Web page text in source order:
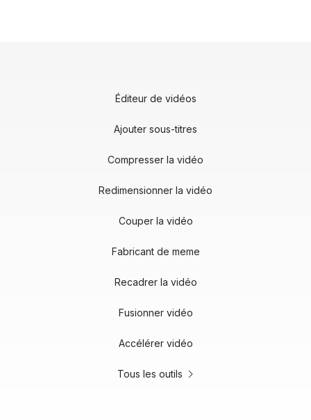
Éditeur de vidéos
Ajouter sous-titres
Compresser la vidéo
Redimensionner la vidéo
Couper la vidéo
Fabricant de meme
Recadrer la vidéo
Fusionner vidéo
Accélérer vidéo
Tous les outils